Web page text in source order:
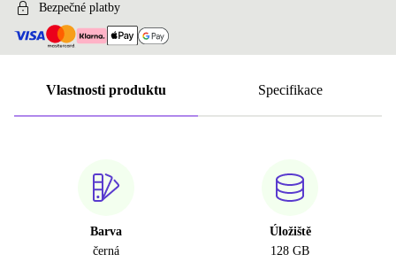
Bezpečné platby
Vlastnosti produktu Specifikace
Barva
černá
Úložiště
128 GB